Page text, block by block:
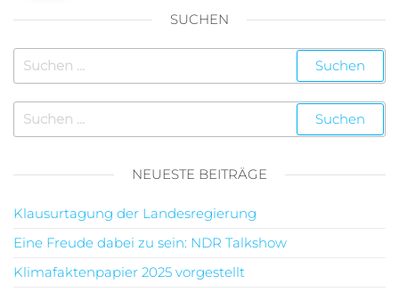
SUCHEN
NEUESTE BEITRÄGE
Klausurtagung der Landesregierung
Eine Freude dabei zu sein: NDR Talkshow
Klimafaktenpapier 2025 vorgestellt